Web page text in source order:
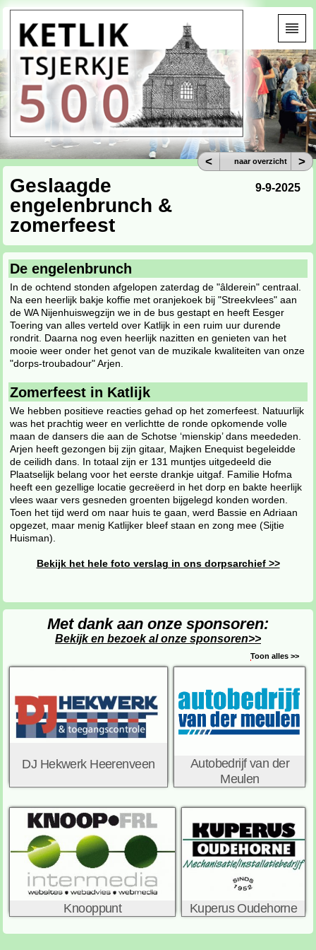
9-9-2025
Geslaagde
engelenbrunch &
zomerfeest
De engelenbrunch
In de ochtend stonden afgelopen zaterdag de "âlderein" centraal.
Na een heerlijk bakje koffie met oranjekoek bij "Streekvlees" aan
de WA Nijenhuiswegzijn we in de bus gestapt en heeft Eesger
Toering van alles verteld over Katlijk in een ruim uur durende
rondrit. Daarna nog even heerlijk nazitten en genieten van het
mooie weer onder het genot van de muzikale kwaliteiten van onze
"dorps-troubadour" Arjen.
Zomerfeest in Katlijk
We hebben positieve reacties gehad op het zomerfeest. Natuurlijk
was het prachtig weer en verlichtte de ronde opkomende volle
maan de dansers die aan de Schotse ‘mienskip’ dans meededen.
Arjen heeft gezongen bij zijn gitaar, Majken Enequist begeleidde
de ceilidh dans. In totaal zijn er 131 muntjes uitgedeeld die
Plaatselijk belang voor het eerste drankje uitgaf. Familie Hofma
heeft een gezellige locatie gecreëerd in het dorp en bakte heerlijk
vlees waar vers gesneden groenten bijgelegd konden worden.
Toen het tijd werd om naar huis te gaan, werd Bassie en Adriaan
opgezet, maar menig Katlijker bleef staan en zong mee (Sijtie
Huisman).
Bekijk het hele foto verslag in ons dorpsarchief >>
< naar overzicht >
Met dank aan onze sponsoren:
Bekijk en bezoek al onze sponsoren>>
DJ Hekwerk Heerenveen
Autobedrijf van der
Meulen
Toon alles >>
Knooppunt Kuperus Oudehorne